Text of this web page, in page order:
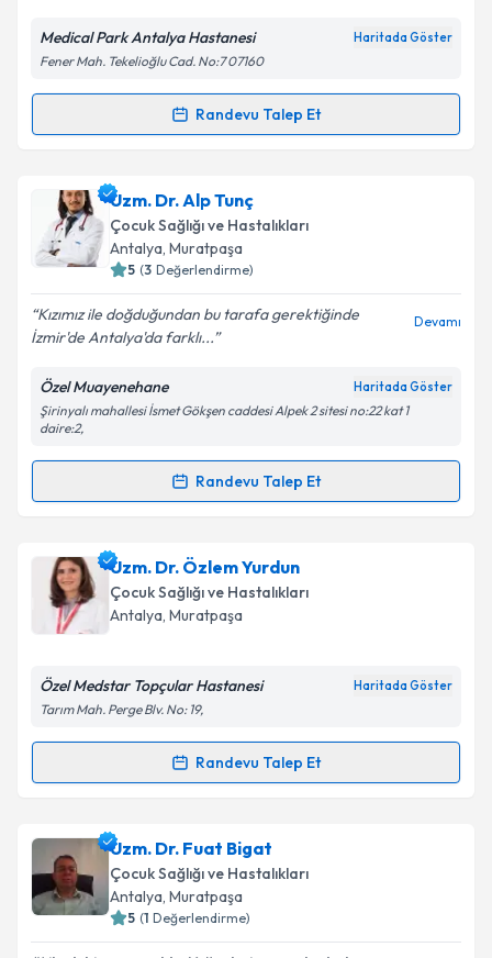
Kişisel verilerimin işlenmesine ilişkin
Metni'ni okudum ve kişisel verilerimin belirtilen
Takvim Talebini Gönder
Medical Park Antalya Hastanesi Haritada Göster
Fener Mah. Tekelioğlu Cad. No:7 07160
Randevu Talep Et
Randevu Takvimi Talebi
Uzm. Dr. Seda Özeriçin randevu takvimi talebi
oluşturun. Size bu uzmandan randevu almanız için bir
takvim hazırlandığında e-posta ile bilgilendireceğiz.
Kişisel verilerimin işlenmesine ilişkin
Aydınlatma
Metni'ni okudum ve kişisel verilerimin belirtilen
Takvim Talebini Gönder
Uzm. Dr. Alp Tunç
Çocuk Sağlığı ve Hastalıkları
Antalya, Muratpaşa
5 (3 Değerlendirme)
Kızımız ile doğduğundan bu tarafa gerektiğinde
İzmir'de Antalya'da farklı...
Devamı
Özel Muayenehane Haritada Göster
Şirinyalı mahallesi İsmet Gökşen caddesi Alpek 2 sitesi no:22 kat 1
daire:2,
Randevu Talep Et
Randevu Takvimi Talebi
Uzm. Dr. Alp Tunçiçin randevu takvimi talebi
oluşturun. Size bu uzmandan randevu almanız için bir
takvim hazırlandığında e-posta ile bilgilendireceğiz.
Kişisel verilerimin işlenmesine ilişkin
Metni'ni okudum ve kişisel verilerimin belirtilen
Takvim Talebini Gönder
Uzm. Dr. Özlem Yurdun
Çocuk Sağlığı ve Hastalıkları
Antalya, Muratpaşa
Özel Medstar Topçular Hastanesi Haritada Göster
Tarım Mah. Perge Blv. No: 19,
Randevu Talep Et
Randevu Takvimi Talebi
Uzm. Dr. Özlem Yurduniçin randevu takvimi talebi
oluşturun. Size bu uzmandan randevu almanız için bir
takvim hazırlandığında e-posta ile bilgilendireceğiz.
Uzm. Dr. Fuat Bigat
Çocuk Sağlığı ve Hastalıkları
Antalya, Muratpaşa
5 (1 Değerlendirme)